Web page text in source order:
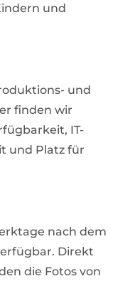
und
und
finden wir
IT-
und Platz für
nach dem
Direkt
die Fotos von